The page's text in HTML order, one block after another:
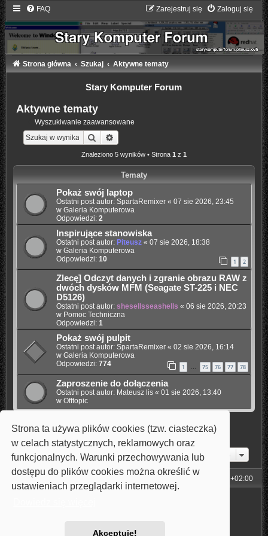
Strona ta używa plików cookies (tzw. ciasteczka)
w celach statystycznych, reklamowych oraz
funkcjonalnych. Warunki przechowywania lub
dostępu do plików cookies można określić w
ustawieniach przeglądarki internetowej.
Akceptuję!
FAQ Zaloguj się
Zarejestruj się
Strona główna Szukaj Aktywne tematy
Stary Komputer Forum
Aktywne tematy
Wyszukiwanie zaawansowane
Szukaj
Znaleziono 5 wyników • Strona 1 z 1
Tematy
Pokaż swój laptop
Ostatni post autor: SpartaRemixer« 07 sie 2026, 23:45
w Galeria Komputerowa
Odpowiedzi: 2
Inspirujące stanowiska
Ostatni post autor: Piteusz« 07 sie 2026, 18:38
w Galeria Komputerowa
Odpowiedzi: 10 1 2
Zlecę] Odczyt danych i zgranie obrazu RAW z
dwóch dysków MFM (Seagate ST-225 i NEC
D5126)
Ostatni post autor: shesellsseashells « 06 sie 2026, 20:23
w Pomoc Techniczna
Odpowiedzi: 1
Pokaż swój pulpit
Ostatni post autor: SpartaRemixer« 02 sie 2026, 16:14
w Galeria Komputerowa
Odpowiedzi: 774 1 … 75 76 77 78
Zaproszenie do dołączenia
Ostatni post autor: Mateusz lis« 01 sie 2026, 13:40
w Offtopic
Znaleziono 5 wyników • Strona1z1
Przejdź do
Strona główna UTC+02:00